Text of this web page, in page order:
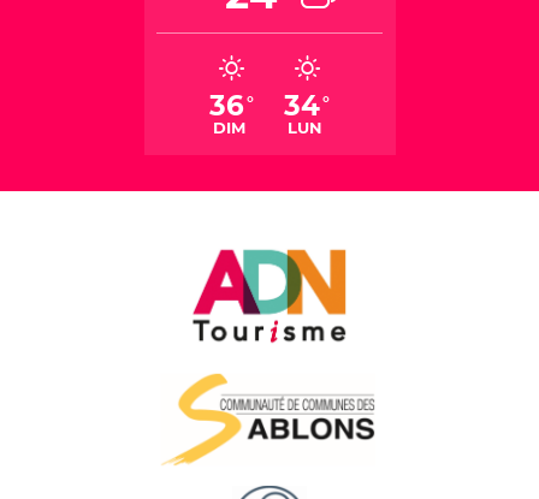
36°
DIM
34°
LUN